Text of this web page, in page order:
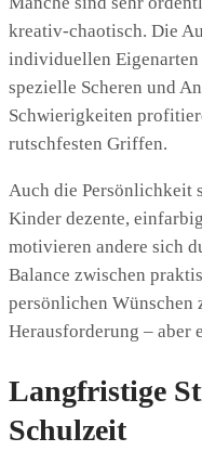
kreativ-chaotisch. Die
individuellen Eigenarten
spezielle Scheren und
Schwierigkeiten
rutschfesten Griffen.
Auch die Persönlichkeit
Kinder dezente,
motivieren andere sich
Balance zwischen
persönlichen
Herausforderung – aber
Langfristige
Schulzeit